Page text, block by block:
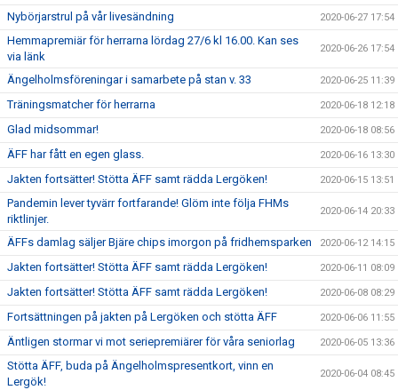
Nybörjarstrul på vår livesändning 2020-06-27 17:54
Hemmapremiär för herrarna lördag 27/6 kl 16.00. Kan ses
via länk
2020-06-26 17:54
Ängelholmsföreningar i samarbete på stan v. 33 2020-06-25 11:39
Träningsmatcher för herrarna 2020-06-18 12:18
Glad midsommar! 2020-06-18 08:56
ÄFF har fått en egen glass. 2020-06-16 13:30
Jakten fortsätter! Stötta ÄFF samt rädda Lergöken! 2020-06-15 13:51
Pandemin lever tyvärr fortfarande! Glöm inte följa FHMs
riktlinjer.
2020-06-14 20:33
ÄFFs damlag säljer Bjäre chips imorgon på fridhemsparken 2020-06-12 14:15
Jakten fortsätter! Stötta ÄFF samt rädda Lergöken! 2020-06-11 08:09
Jakten fortsätter! Stötta ÄFF samt rädda Lergöken! 2020-06-08 08:29
Fortsättningen på jakten på Lergöken och stötta ÄFF 2020-06-06 11:55
Äntligen stormar vi mot seriepremiärer för våra seniorlag 2020-06-05 13:36
Stötta ÄFF, buda på Ängelholmspresentkort, vinn en
Lergök!
2020-06-04 08:45